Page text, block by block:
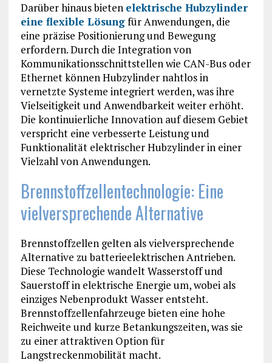
Darüber hinaus bieten elektrische Hubzylinder
eine flexible Lösungfür Anwendungen, die
eine präzise Positionierung und Bewegung
erfordern. Durch die Integration von
Kommunikationsschnittstellen wie CAN-Bus oder
Ethernet können Hubzylinder nahtlos in
vernetzte Systeme integriert werden, was ihre
Vielseitigkeit und Anwendbarkeit weiter erhöht.
Die kontinuierliche Innovation auf diesem Gebiet
verspricht eine verbesserte Leistung und
Funktionalität elektrischer Hubzylinder in einer
Vielzahl von Anwendungen.
Brennstoffzellentechnologie: Eine
vielversprechende Alternative
Brennstoffzellen gelten als vielversprechende
Alternative zu batterieelektrischen Antrieben.
Diese Technologie wandelt Wasserstoff und
Sauerstoff in elektrische Energie um, wobei als
einziges Nebenprodukt Wasser entsteht.
Brennstoffzellenfahrzeuge bieten eine hohe
Reichweite und kurze Betankungszeiten, was sie
zu einer attraktiven Option für
Langstreckenmobilität macht.